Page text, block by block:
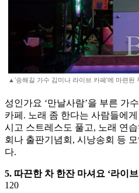
▲'송해길 가수 김미나 라이브 카페'에 마련된
성인가요 ‘만날사람’을 부른 가
카페. 노래 좀 한다는 사람들에
시고 스트레스도 풀고, 노래 연
회나 출판기념회, 시낭송회 등
다.
5. 따끈한 차 한잔 마셔요 ‘라이
120